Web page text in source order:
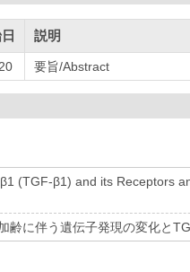
説明
要旨/Abstract
(TGF-β1) and its Receptors
に伴う遺伝子発現の変化と